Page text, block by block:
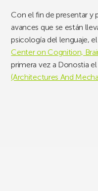
Con el fin de presentar y
avances que se están
psicología del lenguaje,
Center on Cognition,
primera vez a Donostia
(Architectures And